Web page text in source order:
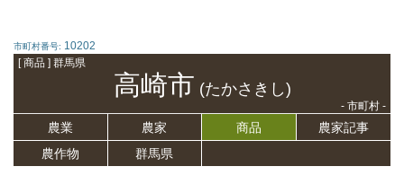
市町村番号: 10202
[ 商品 ] 群馬県
高崎市 (たかさきし)
- 市町村 -
農業 農家 商品
農家記事
農作物
群馬県